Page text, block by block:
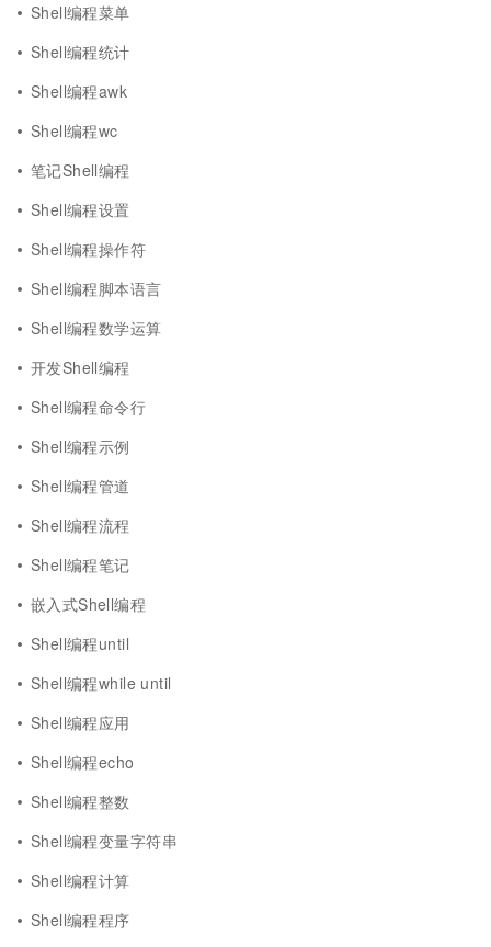
Shell编程菜单
Shell编程统计
Shell编程awk
Shell编程wc
笔记Shell编程
Shell编程设置
Shell编程操作符
Shell编程脚本语言
Shell编程数学运算
开发Shell编程
Shell编程命令行
Shell编程示例
Shell编程管道
Shell编程流程
Shell编程笔记
嵌入式Shell编程
Shell编程until
Shell编程while until
Shell编程应用
Shell编程echo
Shell编程整数
Shell编程变量字符串
Shell编程计算
Shell编程程序